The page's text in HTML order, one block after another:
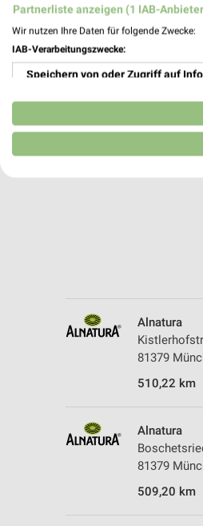
Alnatura
81379
510,22 km
Alnatura
81379
509,20 km
Partnerliste anzeigen (1 IAB-
Wir nutzen Ihre Daten für folgende Zwecke:
IAB-Verarbeitungszwecke:
Speichern von oder Zugriff auf
Verwendung reduzierter Daten
Erstellung von Profilen für
Analyse von Zielgruppen durch
Entwicklung und Verbesserung der
IAB-Besonderheiten:
Verwendung genauer
Geräte anhand von aktiv